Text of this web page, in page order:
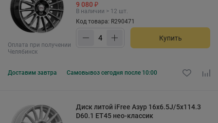
Оплата при получении
Челябинск
9 080 ₽
В наличии > 12 шт.
Код товара: R290471
Купить
Доставим завтра Самовывоз сегодня после 10:00
Диск литой iFree Азур 16x6.5J/5x114.3
D60.1 ET45 нео-классик